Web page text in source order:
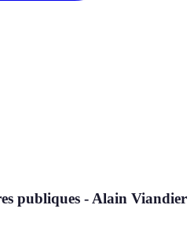
publiques - Alain Viandier